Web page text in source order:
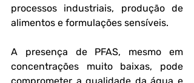
processos industriais, produção de
alimentos e formulações sensíveis.
A presença de PFAS, mesmo em
concentrações muito baixas, pode